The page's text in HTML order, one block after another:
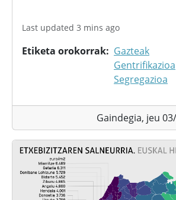
Last updated 3 mins ago
Etiketa orokorrak
Gazteak
Gentrifikazioa
Segregazioa
Gaindegia, jeu